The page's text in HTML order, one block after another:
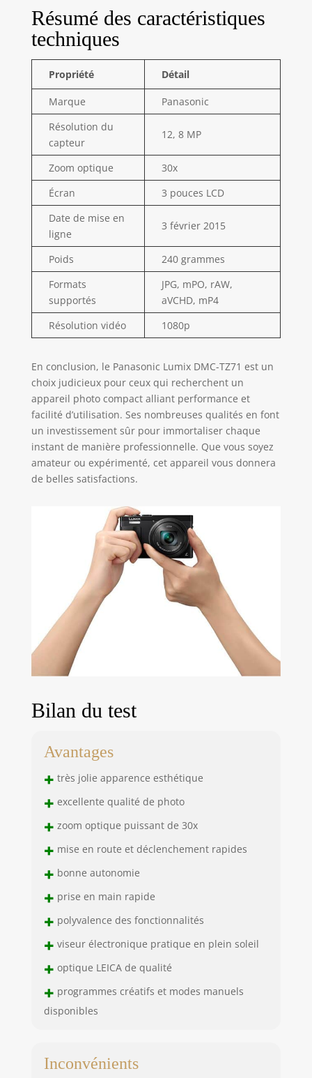
Résumé des caractéristiques
techniques
Propriété Détail
Marque
Panasonic
Résolution du
capteur
12, 8 MP
Zoom optique
30x
Écran
3 pouces LCD
Date de mise en
ligne
3 février 2015
Poids
240 grammes
Formats
supportés
JPG, mPO, rAW,
aVCHD, mP4
Résolution vidéo
1080p
En conclusion, le Panasonic Lumix DMC-TZ71 est un
choix judicieux pour ceux qui recherchent un
appareil photo compact alliant performance et
facilité d’utilisation. Ses nombreuses qualités en font
un investissement sûr pour immortaliser chaque
instant de manière professionnelle. Que vous soyez
amateur ou expérimenté, cet appareil vous donnera
de belles satisfactions.
Bilan du test
Avantages
+ très jolie apparence esthétique
+ excellente qualité de photo
+ zoom optique puissant de 30x
+ mise en route et déclenchement rapides
+ bonne autonomie
+ prise en main rapide
+ polyvalence des fonctionnalités
+ viseur électronique pratique en plein soleil
+ optique LEICA de qualité
+ programmes créatifs et modes manuels
disponibles
Inconvénients